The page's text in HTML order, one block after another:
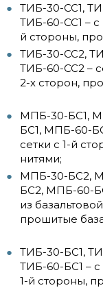
ТИБ-30-СС1,
ТИБ-60-СС1 – с
й стороны,
ТИБ-30-СС2,
ТИБ-60-СС2 –
2-х сторон,
МПБ-30-БС1,
БС1, МПБ-60-
сетки с 1-й
нитями;
МПБ-30-БС2,
БС2, МПБ-60-
из
прошитые
ТИБ-30-БС1,
ТИБ-60-БС1 – с
1-й стороны,